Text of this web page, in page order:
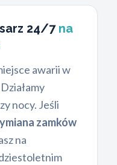
24/7 na
awarii w
Działamy
nocy. Jeśli
zamków
na